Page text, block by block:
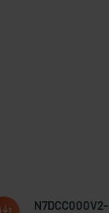
N7DCC000V2-